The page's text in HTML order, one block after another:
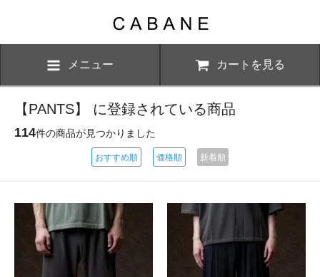
メニュー カートを見る
【PANTS】 に登録されている商品
114件の商品が見つかりました
おすすめ順 価格順 新着順